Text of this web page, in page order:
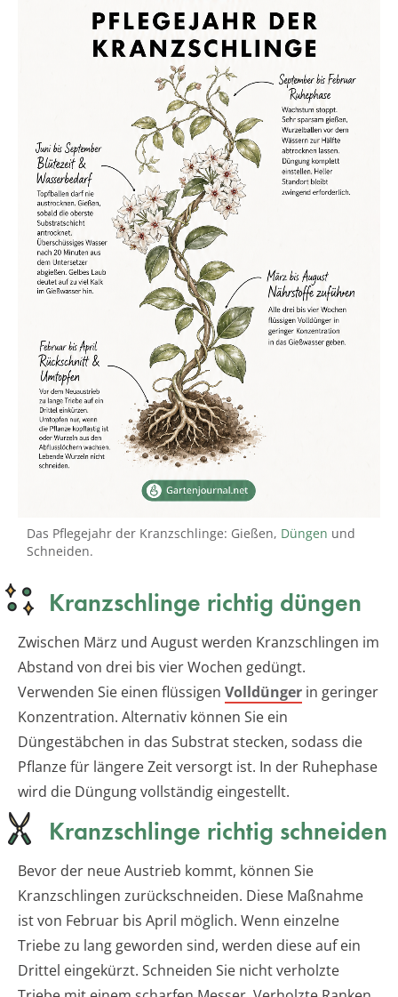
Das Pflegejahr der Kranzschlinge: Gießen, Düngen und
Schneiden.
Kranzschlinge richtig düngen
Zwischen März und August werden Kranzschlingen im
Abstand von drei bis vier Wochen gedüngt.
Verwenden Sie einen flüssigen Volldünger in geringer
Konzentration. Alternativ können Sie ein
Düngestäbchen in das Substrat stecken, sodass die
Pflanze für längere Zeit versorgt ist. In der Ruhephase
wird die Düngung vollständig eingestellt.
Kranzschlinge richtig schneiden
Bevor der neue Austrieb kommt, können Sie
Kranzschlingen zurückschneiden. Diese Maßnahme
ist von Februar bis April möglich. Wenn einzelne
Triebe zu lang geworden sind, werden diese auf ein
Drittel eingekürzt. Schneiden Sie nicht verholzte